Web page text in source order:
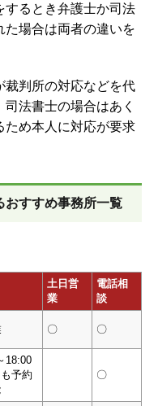
するとき弁護士か司法
た場合は両者の違いを
裁判所の対応などを代
法書士の場合はあく
ため本人に対応が要求
おすすめ事務所一覧
土日営
業
電話相
談
〇 〇
18:00
予約
〇